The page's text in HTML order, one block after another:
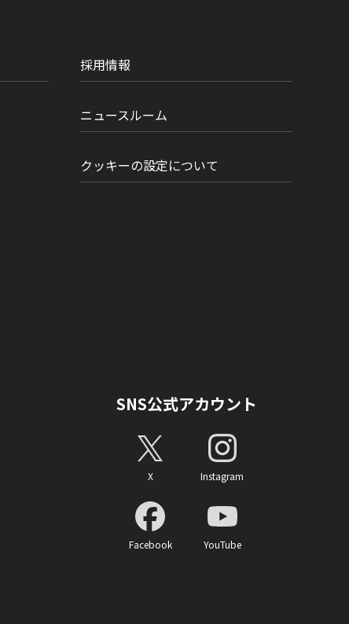
採用情報
ニュースルーム
クッキーの設定について
SNS公式アカウント
X Instagram
Facebook YouTube